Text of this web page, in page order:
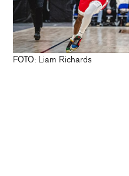
FOTO: Liam Richards